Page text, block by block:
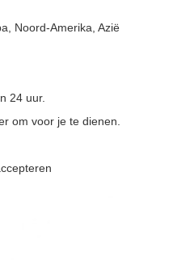
Noord-Amerika, Azië
24 uur.
om voor je te dienen.